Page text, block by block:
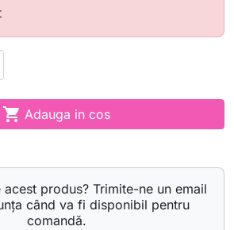
 Adauga in cos
acest produs? Trimite-ne un email
când va fi disponibil pentru
comandă.